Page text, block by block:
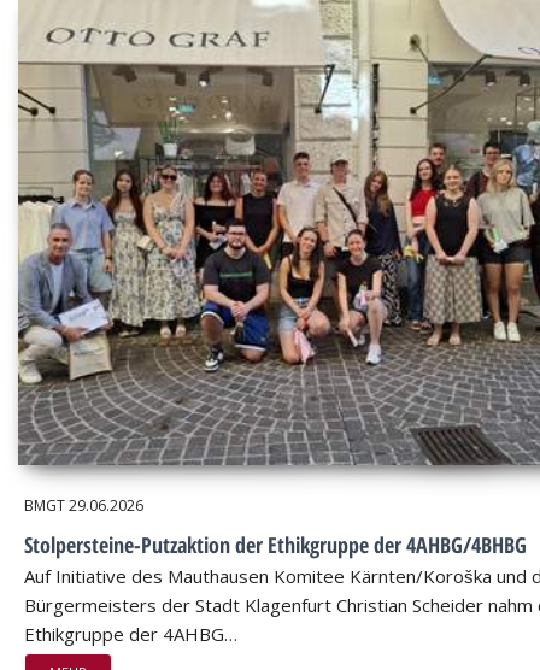
BMGT29.06.2026
Stolpersteine-Putzaktion der Ethikgruppe der 4AHBG/4BHBG
Auf Initiative des Mauthausen Komitee Kärnten/Koroška und
Bürgermeisters der Stadt Klagenfurt Christian Scheider nahm
Ethikgruppe der 4AHBG…